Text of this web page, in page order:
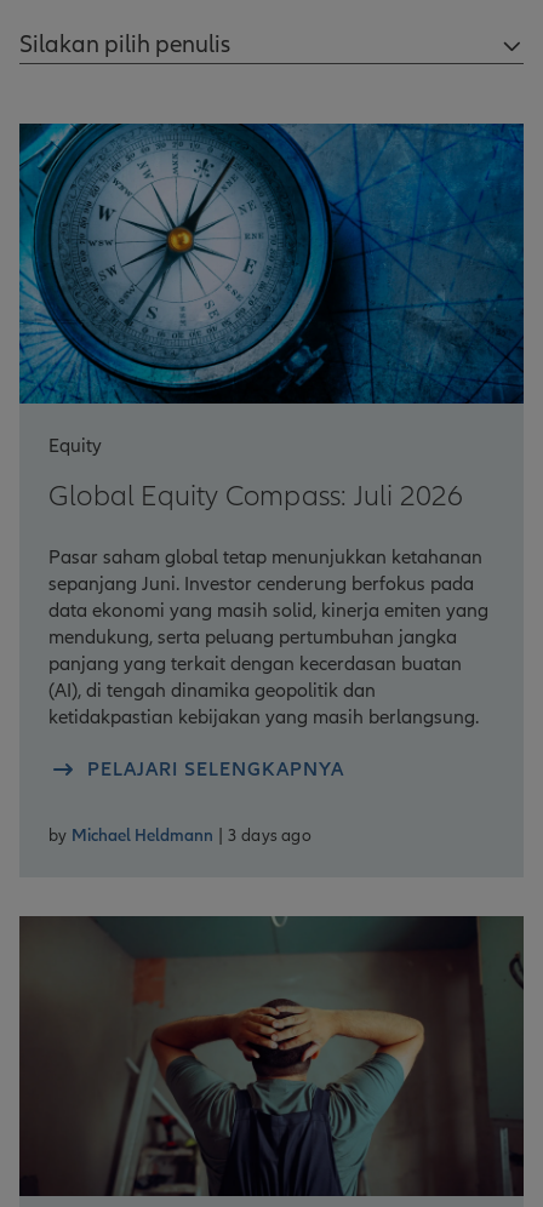
Silakan pilih penulis
Equity
Global Equity Compass: Juli 2026
Pasar saham global tetap menunjukkan ketahanan
sepanjang Juni. Investor cenderung berfokus pada
data ekonomi yang masih solid, kinerja emiten yang
mendukung, serta peluang pertumbuhan jangka
panjang yang terkait dengan kecerdasan buatan
(AI), di tengah dinamika geopolitik dan
ketidakpastian kebijakan yang masih berlangsung.
PELAJARI SELENGKAPNYA
by Michael Heldmann | 3 days ago